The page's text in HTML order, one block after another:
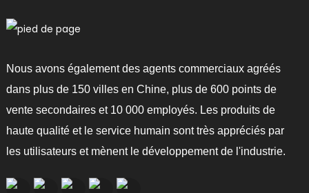
Nous avons également des agents commerciaux agréés
dans plus de 150 villes en Chine, plus de 600 points de
vente secondaires et 10 000 employés. Les produits de
haute qualité et le service humain sont très appréciés par
les utilisateurs et mènent le développement de l'industrie.